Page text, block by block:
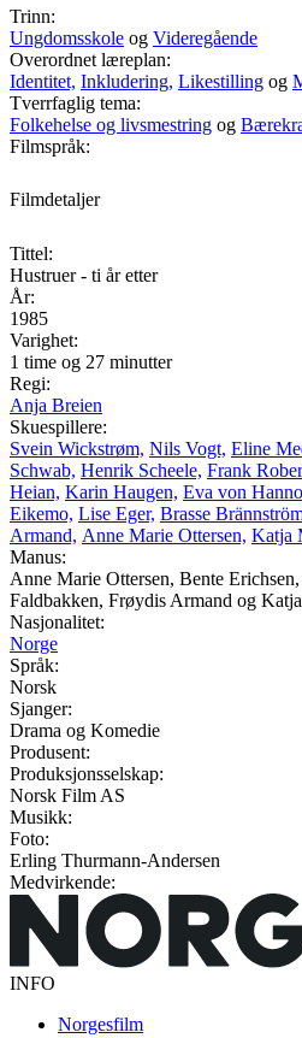
Trinn:
Ungdomsskole og Videregående
Overordnet læreplan:
Identitet, Inkludering, Likestilling og
Tverrfaglig tema:
Folkehelse og livsmestring og
Filmspråk:
Filmdetaljer
Tittel:
Hustruer - ti år etter
År:
1985
Varighet:
1 time og 27 minutter
Regi:
Anja Breien
Skuespillere:
Svein Wickstrøm, Nils Vogt, Eline
Schwab, Henrik Scheele, Frank
Heian, Karin Haugen, Eva von
Eikemo, Lise Eger, Brasse
Armand, Anne Marie Ottersen, Katja
Manus:
Anne Marie Ottersen, Bente
Faldbakken, Frøydis Armand og
Nasjonalitet:
Norge
Språk:
Norsk
Sjanger:
Drama og Komedie
Produsent:
Produksjonsselskap:
Norsk Film AS
Musikk:
Foto:
Erling Thurmann-Andersen
Medvirkende:
INFO
Norgesfilm